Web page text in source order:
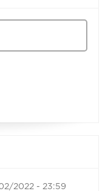
2022 - 23:59